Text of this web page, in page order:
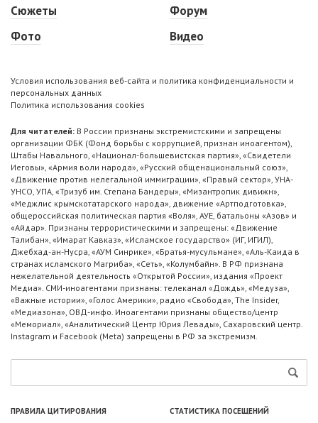
Сюжеты
Фото
Форум
Видео
Условия использования веб-сайта и политика конфиденциальности и
персональных данных
Политика использования cookies
Для читателей: В России признаны экстремистскими и запрещены
организации ФБК (Фонд борьбы с коррупцией, признан иноагентом),
Штабы Навального, «Национал-большевистская партия», «Свидетели
Иеговы», «Армия воли народа», «Русский общенациональный союз»,
«Движение против нелегальной иммиграции», «Правый сектор», УНА-
УНСО, УПА, «Тризуб им. Степана Бандеры», «Мизантропик дивижн»,
«Меджлис крымскотатарского народа», движение «Артподготовка»,
общероссийская политическая партия «Воля», АУЕ, батальоны «Азов» и
«Айдар». Признаны террористическими и запрещены: «Движение
Талибан», «Имарат Кавказ», «Исламское государство» (ИГ, ИГИЛ),
Джебхад-ан-Нусра, «АУМ Синрике», «Братья-мусульмане», «Аль-Каида в
странах исламского Магриба», «Сеть», «Колумбайн». В РФ признана
нежелательной деятельность «Открытой России», издания «Проект
Медиа». СМИ-иноагентами признаны: телеканал «Дождь», «Медуза»,
«Важные истории», «Голос Америки», радио «Свобода», The Insider,
«Медиазона», ОВД-инфо. Иноагентами признаны общество/центр
«Мемориал», «Аналитический Центр Юрия Левады», Сахаровский центр.
Instagram и Facebook (Metа) запрещены в РФ за экстремизм.
ПРАВИЛА ЦИТИРОВАНИЯ СТАТИСТИКА ПОСЕЩЕНИЙ